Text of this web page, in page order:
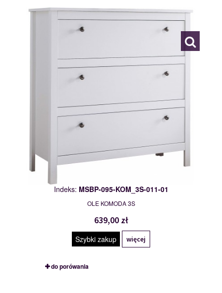
MSBP-095-KOM_3S-011-01
Indeks: MSBP-095-KOM_3S-011-01
OLE KOMODA 3S
639,00 zł
Szybki zakup więcej
do porówania